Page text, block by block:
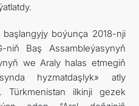
boýunça 2018-nji
niň Baş Assambleýasynyň
we Araly halas etmegiň
hyzmatdaşlyk» atly
Türkmenistan ilkinji gezek